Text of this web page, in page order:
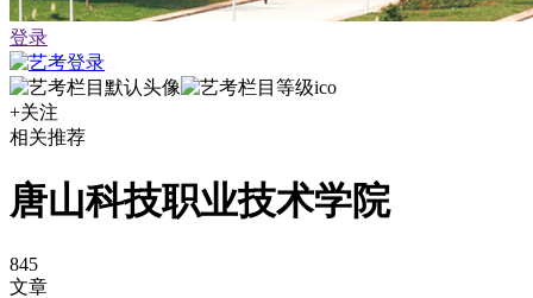
登录
+关注
相关推荐
唐山科技职业技术学院
845
文章